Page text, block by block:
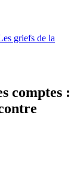
griefs de la
comptes :